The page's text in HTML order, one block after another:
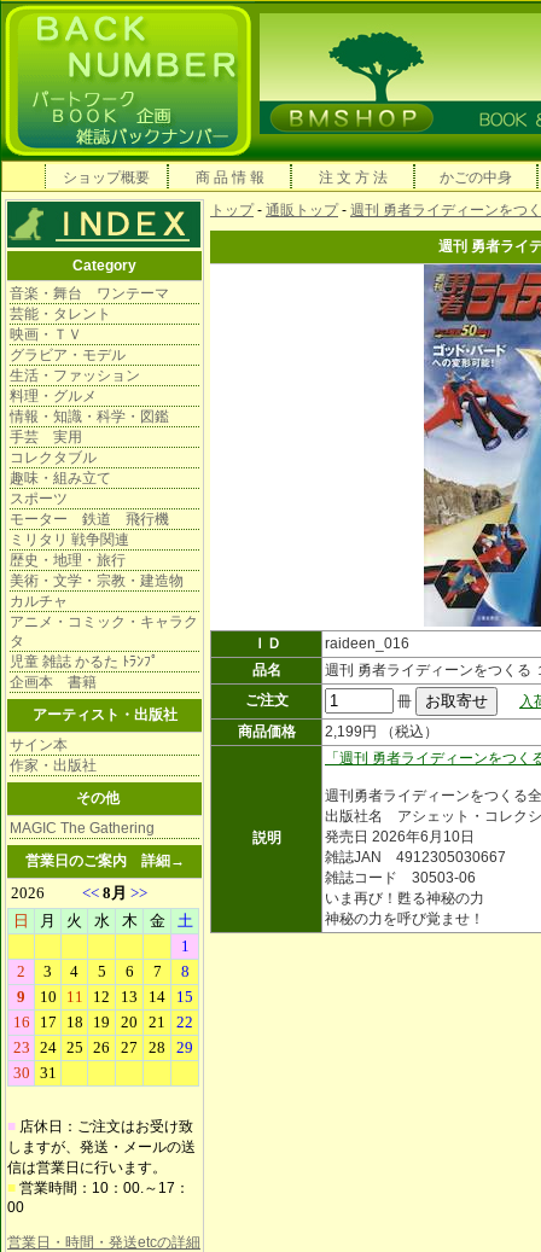
ショップ概要 商 品 情 報 注 文 方 法 かごの中身
Category
音楽・舞台 ワンテーマ
芸能・タレント
映画・ＴＶ
グラビア・モデル
生活・ファッション
料理・グルメ
情報・知識・科学・図鑑
手芸 実用
コレクタブル
趣味・組み立て
スポーツ
モーター 鉄道 飛行機
ミリタリ 戦争関連
歴史・地理・旅行
美術・文学・宗教・建造物
カルチャ
アニメ・コミック・キャラク
タ
児童 雑誌 かるた ﾄﾗﾝﾌﾟ
企画本 書籍
アーティスト・出版社
サイン本
作家・出版社
その他
MAGIC The Gathering
営業日のご案内 詳細→
■ 店休日：ご注文はお受け致
しますが、発送・メールの送
信は営業日に行います。
■ 営業時間：10：00.～17：
00
営業日・時間・発送etcの詳細
トップ- 通販トップ- 週刊 勇者ライディーンをつ
週刊 勇者ライ
ＩＤ
raideen_016
品名
週刊 勇者ライディーンをつくる
ご注文
冊
入
商品価格
2,199円 （税込）
説明
「週刊 勇者ライディーンをつく
週刊勇者ライディーンをつくる
出版社名 アシェット・コレク
発売日 2026年6月10日
雑誌JAN 4912305030667
雑誌コード 30503-06
いま再び！甦る神秘の力
神秘の力を呼び覚ませ！